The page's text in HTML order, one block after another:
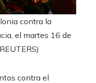
contra la
el martes 16 de
contra el